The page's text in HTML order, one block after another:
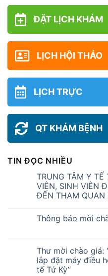
ĐẶT LỊCH KHÁM
LỊCH HỘI THẢO
LỊCH TRỰC
QT KHÁM BỆNH
TIN ĐỌC NHIỀU
TRUNG TÂM Y
VIÊN, SINH VIÊN
ĐẾN THAM QUAN
Thông báo mời
Thư mời chào giá:
lắp đặt máy điều
tế Tứ Kỳ”